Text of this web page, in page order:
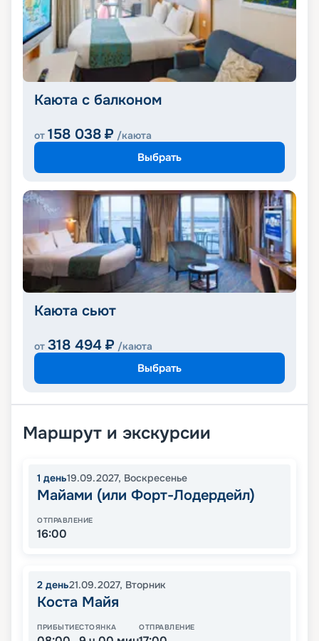
Каюта с балконом
от 158 038 ₽ /каюта
Выбрать
Каюта сьют
от 318 494 ₽ /каюта
Выбрать
Маршрут и экскурсии
1 день19.09.2027, Воскресенье
Майами (или Форт-Лодердейл)
ОТПРАВЛЕНИЕ
16:00
2 день21.09.2027, Вторник
Коста Майя
ПРИБЫТИЕСТОЯНКА ОТПРАВЛЕНИЕ